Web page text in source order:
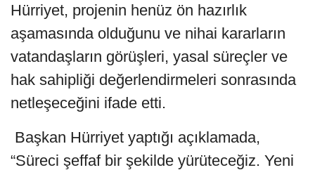
Hürriyet, projenin henüz ön hazırlık
aşamasında olduğunu ve nihai kararların
vatandaşların görüşleri, yasal süreçler ve
hak sahipliği değerlendirmeleri sonrasında
netleşeceğini ifade etti.
Başkan Hürriyet yaptığı açıklamada,
“Süreci şeffaf bir şekilde yürüteceğiz. Yeni